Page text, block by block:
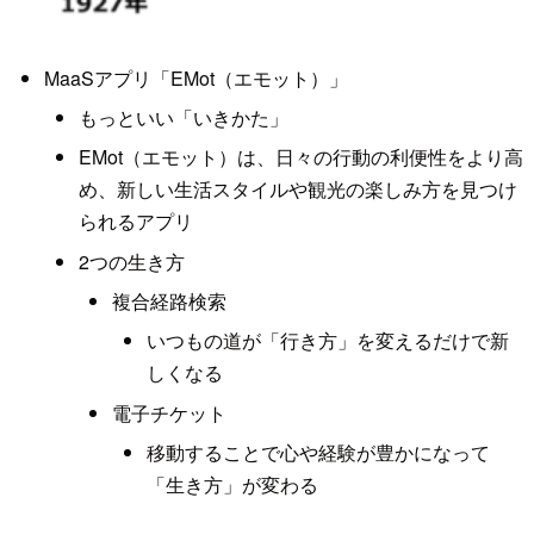
MaaSアプリ「EMot（エモット）」
もっといい「いきかた」
EMot（エモット）は、日々の行動の利便性をより高
め、新しい生活スタイルや観光の楽しみ方を見つけ
られるアプリ
2つの生き方
複合経路検索
いつもの道が「行き方」を変えるだけで新
しくなる
電子チケット
移動することで心や経験が豊かになって
「生き方」が変わる